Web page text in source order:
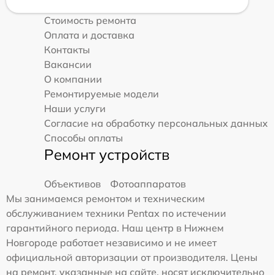
Стоимость ремонта
Оплата и доставка
Контакты
Вакансии
О компании
Ремонтируемые модели
Наши услуги
Согласие на обработку персональных данных
Способы оплаты
Ремонт устройств
Объективов
Фотоаппаратов
Мы занимаемся ремонтом и техническим
обслуживанием техники Pentax по истечении
гарантийного периода. Наш центр в Нижнем
Новгороде работает независимо и не имеет
официальной авторизации от производителя. Цены
на ремонт, указанные на сайте, носят исключительно